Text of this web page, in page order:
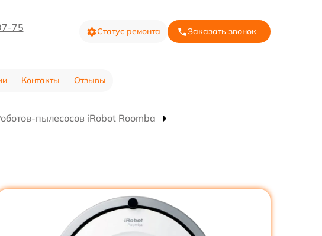
75 Статус ремонта Заказать звонок
Контакты Отзывы
пылесосов iRobot Roomba